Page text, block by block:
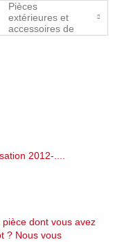
Pièces
extérieures et
accessoires de
2012-....
dont vous avez
? Nous vous